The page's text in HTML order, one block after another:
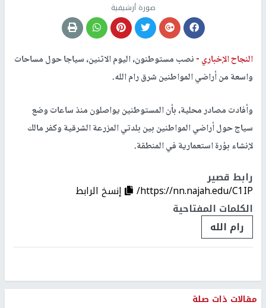
صورة أرشيفية
النجاح الإخباري -نصب مستوطنون، اليوم الاثنين، سياجا حول مساحات
واسعة من أراضي المواطنين شرق رام الله.
وأفادت مصادر محلية، بأن المستوطنين يواصلون منذ ساعات وضع
سياج حول أراضي المواطنين بين بلدتي المزرعة الشرقية وكفر مالك
لإنشاء بؤرة استعمارية في المنطقة.
رابط قصير
https://nn.najah.edu/C1IP/
إنسخ الرابط
الكلمات المفتاحية
رام الله
مقالات ذات صلة